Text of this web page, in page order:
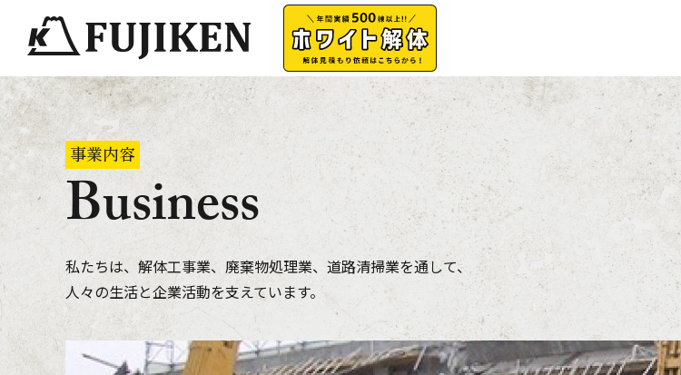
事業内容
Business
私たちは、解体工事業、廃棄物処理業、道路清掃業を通して、
人々の生活と企業活動を支えています。